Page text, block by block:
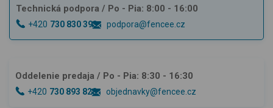
Technická podpora / Po - Pia: 8:00 - 16:00
+420 730 830 393 podpora@fencee.cz
Oddelenie predaja / Po - Pia: 8:30 - 16:30
+420 730 893 828 objednavky@fencee.cz